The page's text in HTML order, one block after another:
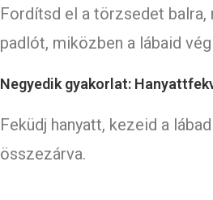
Fordítsd el a törzsedet
padlót, miközben a lábaid
Negyedik gyakorlat:
Feküdj hanyatt, kezeid a
összezárva.